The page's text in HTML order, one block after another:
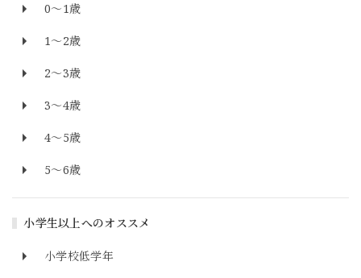
0～1歳
1～2歳
2～3歳
3～4歳
4～5歳
5～6歳
小学生以上へのオススメ
小学校低学年